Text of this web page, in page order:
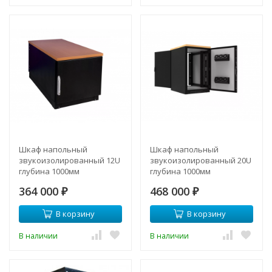
Шкаф напольный
звукоизолированный 12U
глубина 1000мм
климата)
364 000 ₽
В корзину
В наличии
Шкаф напольный
звукоизолированный 20U
глубина 1000мм
климата)
468 000 ₽
В корзину
В наличии